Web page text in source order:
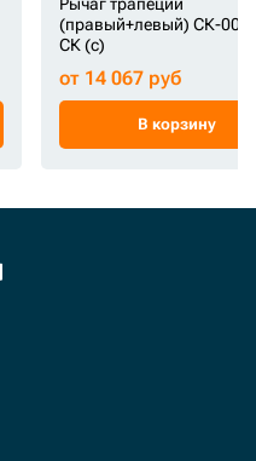
(правый+левый) СК-
СК (c)
от 14 067 руб
В корзину